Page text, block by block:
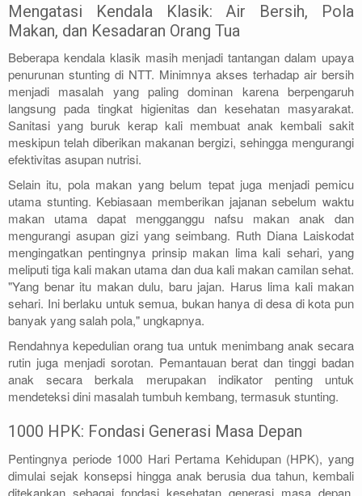
Mengatasi Kendala Klasik: Air Bersih, Pola
Makan, dan Kesadaran Orang Tua
Beberapa kendala klasik masih menjadi tantangan dalam upaya
penurunan stunting di NTT. Minimnya akses terhadap air bersih
menjadi masalah yang paling dominan karena berpengaruh
langsung pada tingkat higienitas dan kesehatan masyarakat.
Sanitasi yang buruk kerap kali membuat anak kembali sakit
meskipun telah diberikan makanan bergizi, sehingga mengurangi
efektivitas asupan nutrisi.
Selain itu, pola makan yang belum tepat juga menjadi pemicu
utama stunting. Kebiasaan memberikan jajanan sebelum waktu
makan utama dapat mengganggu nafsu makan anak dan
mengurangi asupan gizi yang seimbang. Ruth Diana Laiskodat
mengingatkan pentingnya prinsip makan lima kali sehari, yang
meliputi tiga kali makan utama dan dua kali makan camilan sehat.
"Yang benar itu makan dulu, baru jajan. Harus lima kali makan
sehari. Ini berlaku untuk semua, bukan hanya di desa di kota pun
banyak yang salah pola," ungkapnya.
Rendahnya kepedulian orang tua untuk menimbang anak secara
rutin juga menjadi sorotan. Pemantauan berat dan tinggi badan
anak secara berkala merupakan indikator penting untuk
mendeteksi dini masalah tumbuh kembang, termasuk stunting.
1000 HPK: Fondasi Generasi Masa Depan
Pentingnya periode 1000 Hari Pertama Kehidupan (HPK), yang
dimulai sejak konsepsi hingga anak berusia dua tahun, kembali
ditekankan sebagai fondasi kesehatan generasi masa depan.